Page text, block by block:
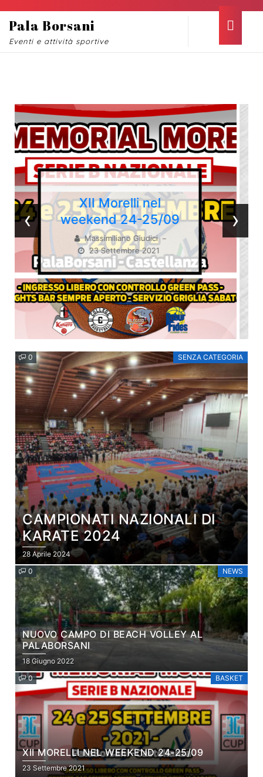
Pala Borsani
Eventi e attività sportive
Il Futura Volley
giocherà al
PalaBorsani
Massimiliano Giudici
30 Luglio 2021
‹ ›
0 SENZA CATEGORIA
CAMPIONATI NAZIONALI DI
KARATE 2024
28 Aprile 2024
0
NEWS
NUOVO CAMPO DI BEACH VOLLEY AL
PALABORSANI
18 Giugno 2022
0
BASKET
XII MORELLI NEL WEEKEND 24-25/09
23 Settembre 2021